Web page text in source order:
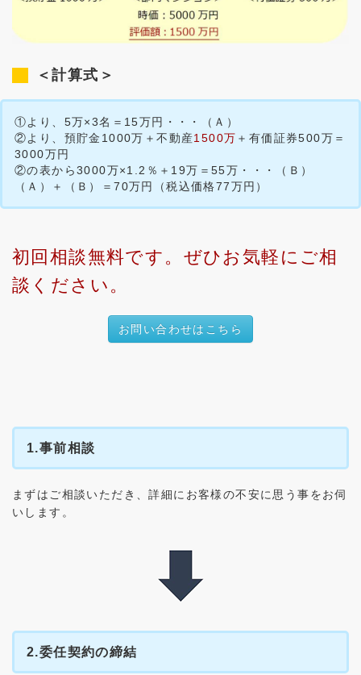
＜計算式＞
①より、5万×3名＝15万円・・・（Ａ）
②より、預貯金1000万＋不動産1500万 ＋有価証券500万＝
3000万円
②の表から3000万×1.2％＋19万＝55万・・・（Ｂ）
（Ａ）＋（Ｂ）＝70万円（税込価格77万円）
初回相談無料です。ぜひお気軽にご相
談ください。
お問い合わせはこちら
1.事前相談
まずはご相談いただき、詳細にお客様の不安に思う事をお伺
いします。
2.委任契約の締結